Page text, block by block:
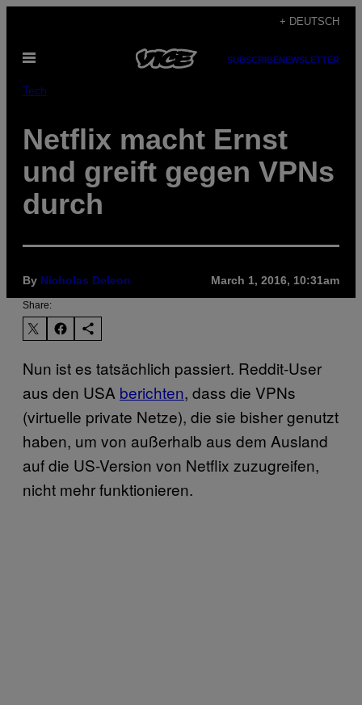
content
+ DEUTSCH
Open
SUBSCRIBENEWSLETTER
Tech
Netflix macht Ernst
und greift gegen VPNs
durch
By Nicholas Deleon March 1, 2016, 10:31am
Share:
Nun ist es tatsächlich passiert. Reddit-User
aus den USA berichten, dass die VPNs
(virtuelle private Netze), die sie bisher genutzt
haben, um von außerhalb aus dem Ausland
auf die US-Version von Netflix zuzugreifen,
nicht mehr funktionieren.